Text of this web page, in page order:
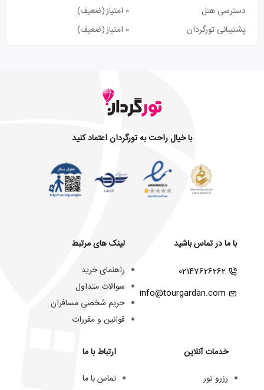
دسترسی هتل
0 امتیاز
(ضعیف)
پشتیبانی تورگردان
0 امتیاز (ضعیف)
با خیال راحت به تورگردان اعتماد کنید
با ما در تماس باشید
02147626262
info@tourgardan.com
خدمات آنلاین
رزرو تور
لینک های مرتبط
راهنمای خرید
سوالات متداول
حریم شخصی مسافران
قوانین و مقررات
ارتباط با ما
تماس با ما